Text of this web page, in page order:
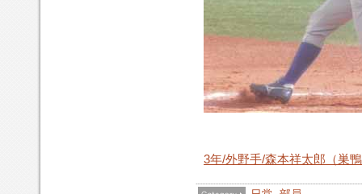
3年/外野手/森本祥太郎（巣